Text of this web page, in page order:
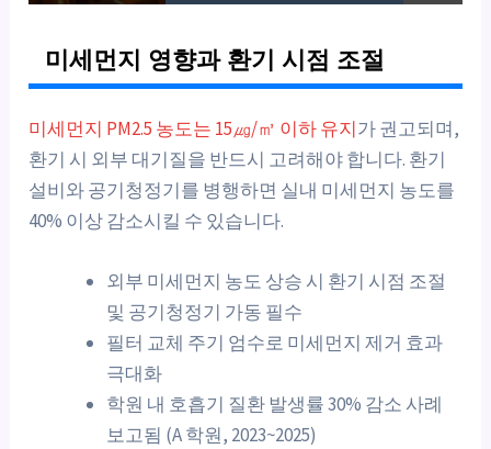
미세먼지 영향과 환기 시점 조절
미세먼지 PM2.5 농도는 15㎍/㎥ 이하 유지가 권고되며,
환기 시 외부 대기질을 반드시 고려해야 합니다. 환기
설비와 공기청정기를 병행하면 실내 미세먼지 농도를
40% 이상 감소시킬 수 있습니다.
외부 미세먼지 농도 상승 시 환기 시점 조절
및 공기청정기 가동 필수
필터 교체 주기 엄수로 미세먼지 제거 효과
극대화
학원 내 호흡기 질환 발생률 30% 감소 사례
보고됨 (A 학원, 2023~2025)